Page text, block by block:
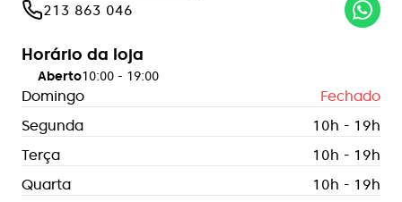
213 863 046
Horário da loja
Aberto10:00 - 19:00
Domingo
Fechado
Segunda
10h - 19h
Terça
10h - 19h
Quarta
10h - 19h